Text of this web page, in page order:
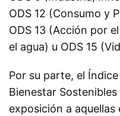
ODS 12 (Consumo y
ODS 13 (Acción por
el agua) u ODS 15
Por su parte, el Índice
Bienestar Sostenibles
exposición a aquellas